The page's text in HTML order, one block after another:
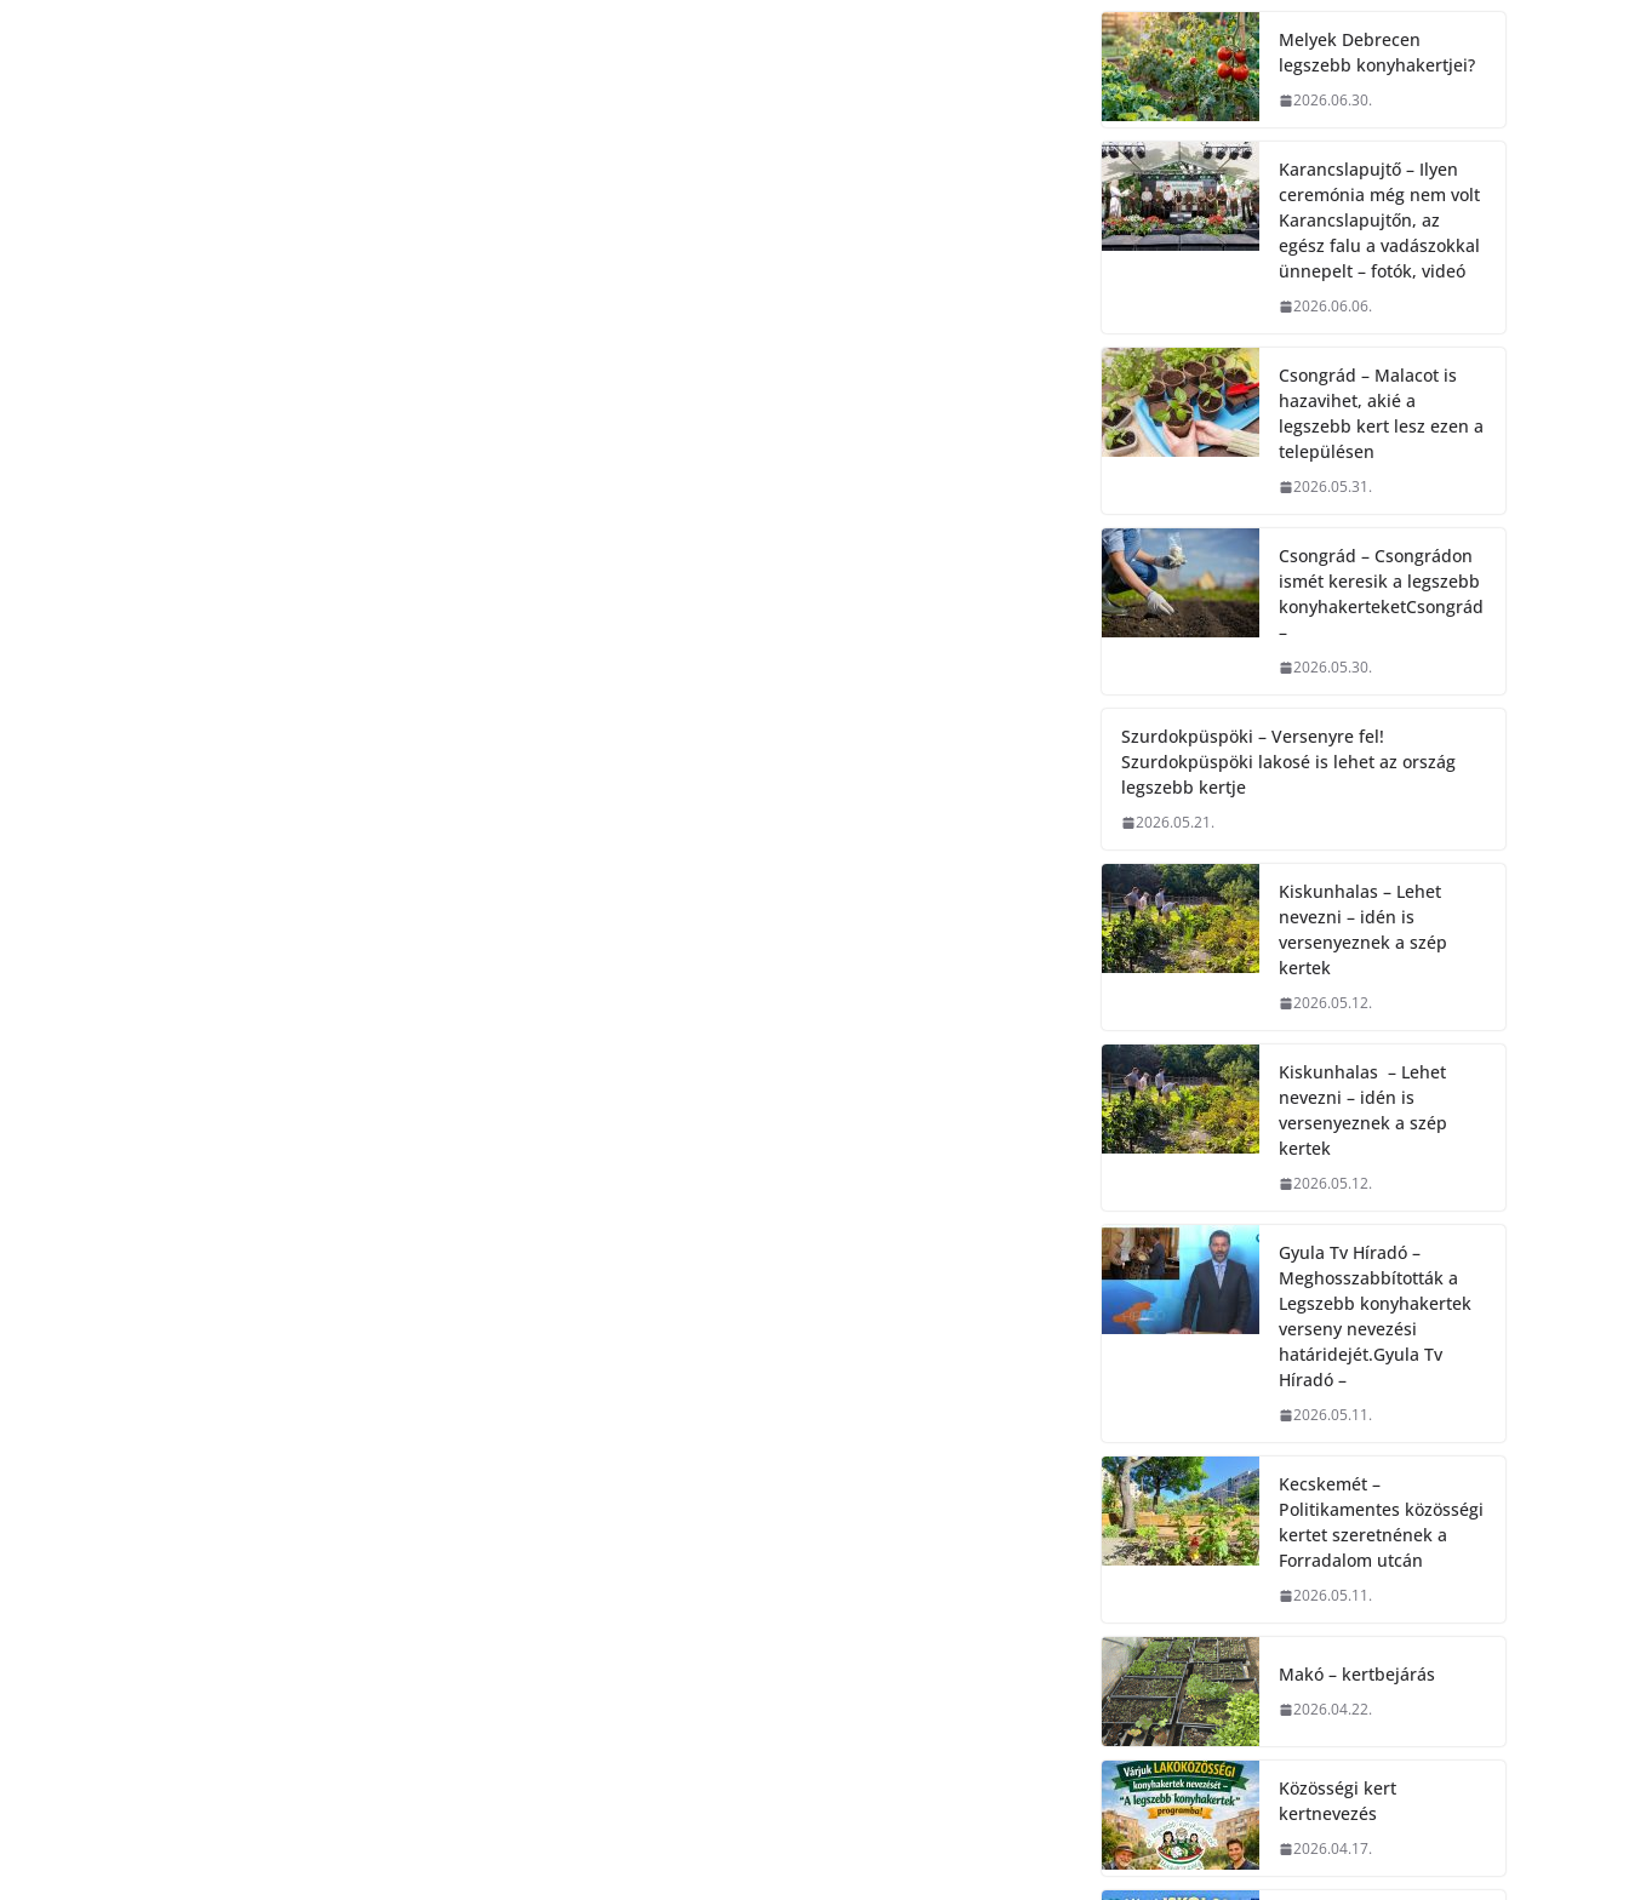
Melyek Debrecen
legszebb konyhakertjei?
2026.06.30.
Karancslapujtő – Ilyen
ceremónia még nem volt
Karancslapujtőn, az
egész falu a vadászokkal
ünnepelt – fotók, videó
2026.06.06.
Csongrád – Malacot is
hazavihet, akié a
legszebb kert lesz ezen a
településen
2026.05.31.
Csongrád – Csongrádon
ismét keresik a legszebb
konyhakerteketCsongrád
–
2026.05.30.
Szurdokpüspöki – Versenyre fel!
Szurdokpüspöki lakosé is lehet az ország
legszebb kertje
2026.05.21.
Kiskunhalas – Lehet
nevezni – idén is
versenyeznek a szép
kertek
2026.05.12.
Kiskunhalas – Lehet
nevezni – idén is
versenyeznek a szép
kertek
2026.05.12.
Gyula Tv Híradó –
Meghosszabbították a
Legszebb konyhakertek
verseny nevezési
határidejét.Gyula Tv
Híradó –
2026.05.11.
Kecskemét –
Politikamentes közösségi
kertet szeretnének a
Forradalom utcán
2026.05.11.
Makó – kertbejárás
2026.04.22.
Közösségi kert
kertnevezés
2026.04.17.